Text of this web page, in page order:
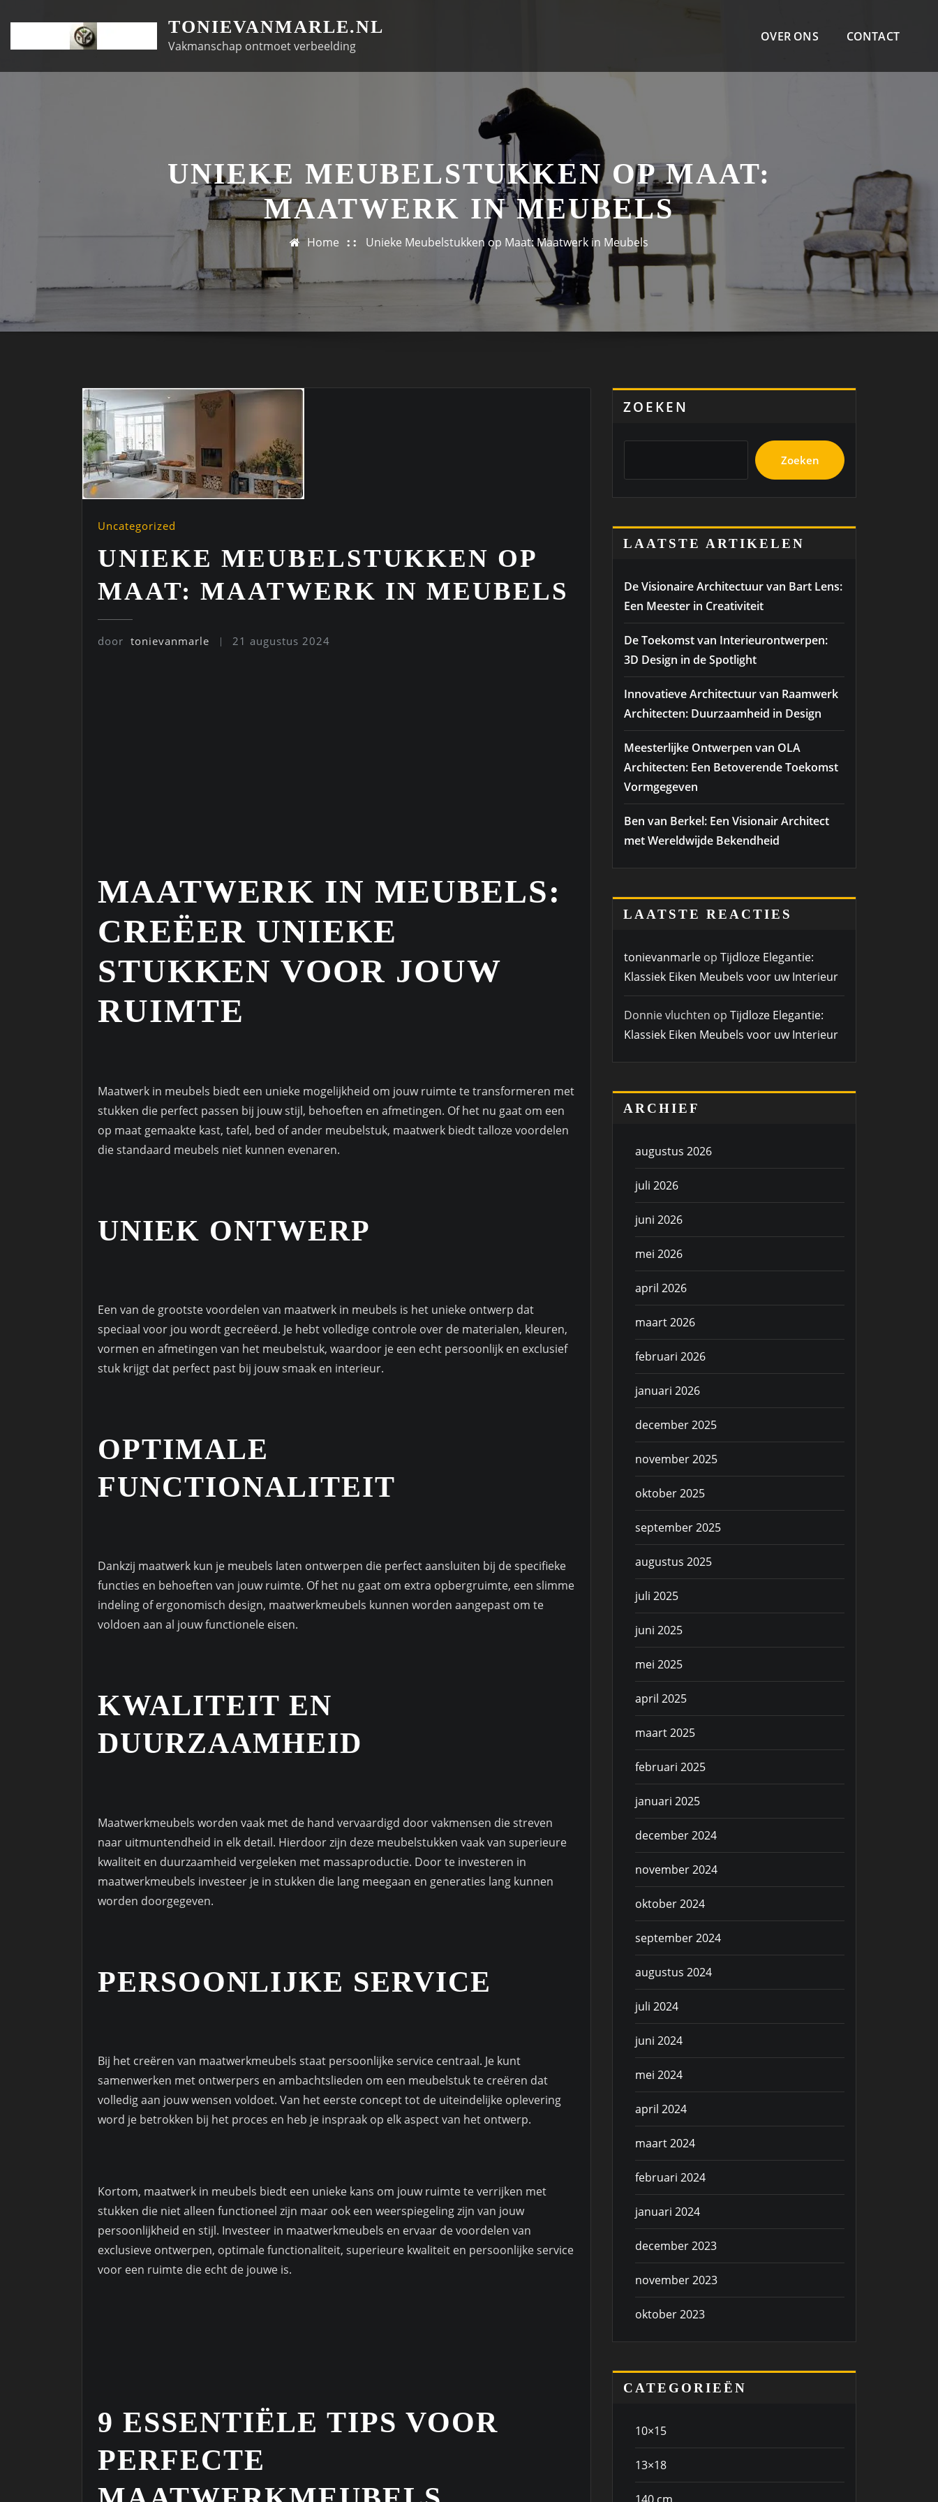
inhoud
TONIEVANMARLE.NL
Vakmanschap ontmoet verbeelding
OVER ONS CONTACT
UNIEKE MEUBELSTUKKEN OP MAAT:
MAATWERK IN MEUBELS
Home Unieke Meubelstukken op Maat: Maatwerk in Meubels
Uncategorized
UNIEKE MEUBELSTUKKEN OP
MAAT: MAATWERK IN MEUBELS
door tonievanmarle 21 augustus 2024
MAATWERK IN MEUBELS:
CREËER UNIEKE
STUKKEN VOOR JOUW
RUIMTE
Maatwerk in meubels biedt een unieke mogelijkheid om jouw ruimte te transformeren met
stukken die perfect passen bij jouw stijl, behoeften en afmetingen. Of het nu gaat om een
op maat gemaakte kast, tafel, bed of ander meubelstuk, maatwerk biedt talloze voordelen
die standaard meubels niet kunnen evenaren.
UNIEK ONTWERP
Een van de grootste voordelen van maatwerk in meubels is het unieke ontwerp dat
speciaal voor jou wordt gecreëerd. Je hebt volledige controle over de materialen, kleuren,
vormen en afmetingen van het meubelstuk, waardoor je een echt persoonlijk en exclusief
stuk krijgt dat perfect past bij jouw smaak en interieur.
OPTIMALE
FUNCTIONALITEIT
Dankzij maatwerk kun je meubels laten ontwerpen die perfect aansluiten bij de specifieke
functies en behoeften van jouw ruimte. Of het nu gaat om extra opbergruimte, een slimme
indeling of ergonomisch design, maatwerkmeubels kunnen worden aangepast om te
voldoen aan al jouw functionele eisen.
KWALITEIT EN
DUURZAAMHEID
Maatwerkmeubels worden vaak met de hand vervaardigd door vakmensen die streven
naar uitmuntendheid in elk detail. Hierdoor zijn deze meubelstukken vaak van superieure
kwaliteit en duurzaamheid vergeleken met massaproductie. Door te investeren in
maatwerkmeubels investeer je in stukken die lang meegaan en generaties lang kunnen
worden doorgegeven.
PERSOONLIJKE SERVICE
Bij het creëren van maatwerkmeubels staat persoonlijke service centraal. Je kunt
samenwerken met ontwerpers en ambachtslieden om een meubelstuk te creëren dat
volledig aan jouw wensen voldoet. Van het eerste concept tot de uiteindelijke oplevering
word je betrokken bij het proces en heb je inspraak op elk aspect van het ontwerp.
Kortom, maatwerk in meubels biedt een unieke kans om jouw ruimte te verrijken met
stukken die niet alleen functioneel zijn maar ook een weerspiegeling zijn van jouw
persoonlijkheid en stijl. Investeer in maatwerkmeubels en ervaar de voordelen van
exclusieve ontwerpen, optimale functionaliteit, superieure kwaliteit en persoonlijke service
voor een ruimte die echt de jouwe is.
9 ESSENTIËLE TIPS VOOR
PERFECTE
ZOEKEN
Zoeken
LAATSTE ARTIKELEN
De Visionaire Architectuur van Bart Lens:
Een Meester in Creativiteit
De Toekomst van Interieurontwerpen:
3D Design in de Spotlight
Innovatieve Architectuur van Raamwerk
Architecten: Duurzaamheid in Design
Meesterlijke Ontwerpen van OLA
Architecten: Een Betoverende Toekomst
Vormgegeven
Ben van Berkel: Een Visionair Architect
met Wereldwijde Bekendheid
LAATSTE REACTIES
tonievanmarle op Tijdloze Elegantie:
Klassiek Eiken Meubels voor uw Interieur
Donnie vluchten op Tijdloze Elegantie:
Klassiek Eiken Meubels voor uw Interieur
ARCHIEF
augustus 2026
juli 2026
juni 2026
mei 2026
april 2026
maart 2026
februari 2026
januari 2026
december 2025
november 2025
oktober 2025
september 2025
augustus 2025
juli 2025
juni 2025
mei 2025
april 2025
maart 2025
februari 2025
januari 2025
december 2024
november 2024
oktober 2024
september 2024
augustus 2024
juli 2024
juni 2024
mei 2024
april 2024
maart 2024
februari 2024
januari 2024
december 2023
november 2023
oktober 2023
CATEGORIEËN
10×15
13×18